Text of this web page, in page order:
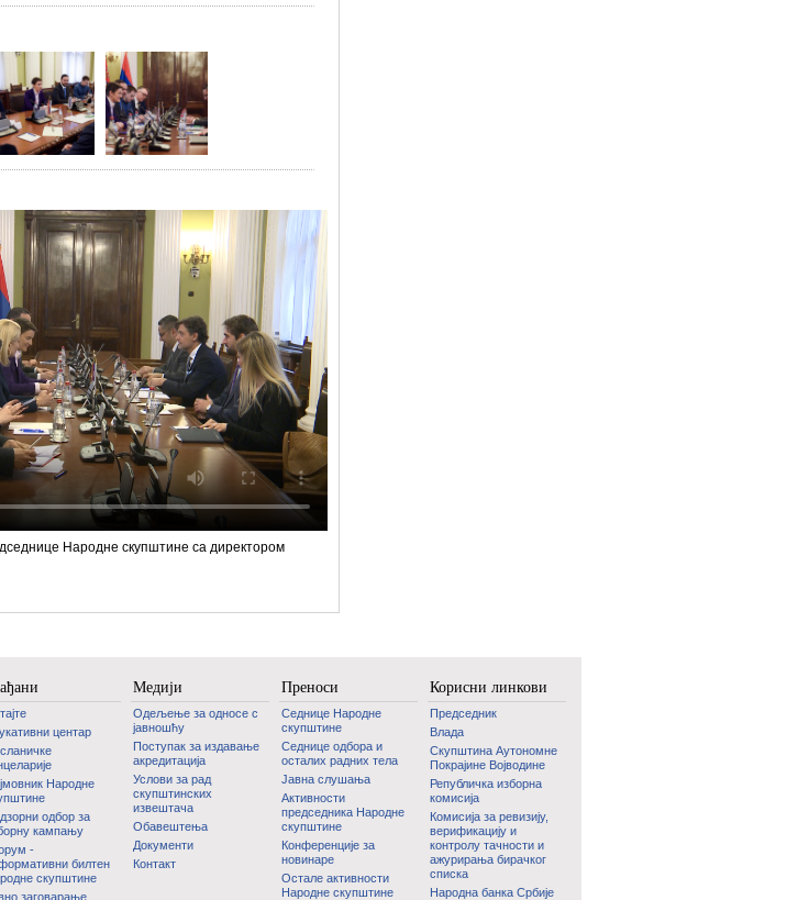
Народне скупштине са директором
центар
Народне
одбор за
кампању
-
билтен
скупштине
заговарање
Медији
Одељење за односе с
јавношћу
Поступак за издавање
акредитација
Услови за рад
скупштинских
извештача
Обавештења
Документи
Контакт
Преноси
Седнице Народне
скупштине
Седнице одбора и
осталих радних тела
Јавна слушања
Активности
председника Народне
скупштине
Конференције за
новинаре
Oстале активности
Народне скупштине
Корисни линкови
Председник
Влада
Скупштина Аутономне
Покрајине Војводине
Републичка изборна
комисија
Комисија за ревизију,
верификацију и
контролу тачности и
ажурирања бирачког
списка
Народна банка Србије